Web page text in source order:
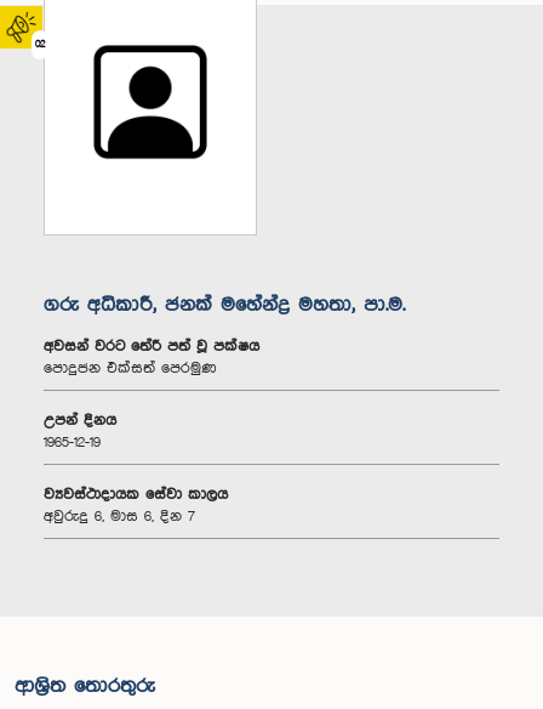
02
ගරු අධිකාරී, ජනක් මහේන්ද්‍ර මහතා, පා.ම.
අවසන් වරට තේරී පත් වූ පක්ෂය
පොදුජන එක්සත් පෙරමුණ
උපන් දිනය
1965-12-19
ව්‍යවස්ථාදායක සේවා කාලය
අවුරුදු 6, මාස 6, දින 7
ආශ්‍රිත තොරතුරු